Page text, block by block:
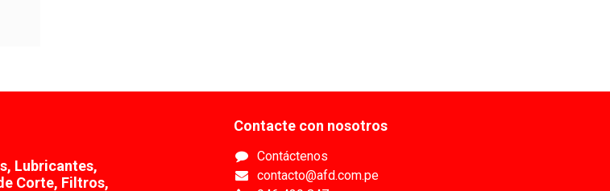
Lubricantes,
Corte, Filtros,
Contacte con nosotros
Contáctenos
contacto@afd.com.pe